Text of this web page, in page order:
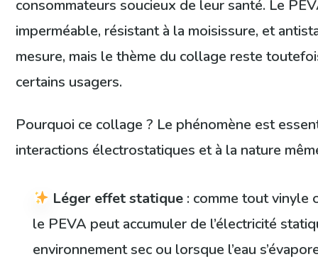
consommateurs soucieux de leur santé. Le
imperméable, résistant à la moisissure, et
mesure, mais le thème du collage reste
certains usagers.
Pourquoi ce collage ? Le phénomène est
interactions électrostatiques et à la nature
Léger effet statique : comme tout vinyle
le PEVA peut accumuler de l’électricité
environnement sec ou lorsque l’eau